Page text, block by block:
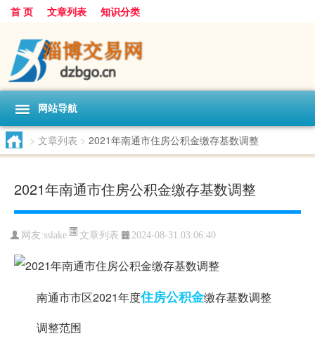
首 页 文章列表 知识分类
网站导航
> 文章列表 > 2021年南通市住房公积金缴存基数调整
2021年南通市住房公积金缴存基数调整
网友:sslake 文章列表 2024-08-31 03:06:40
南通市市区2021年度住房公积金缴存基数调整
调整范围